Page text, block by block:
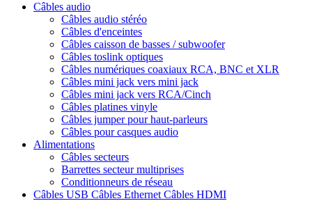
Câbles audio
Câbles audio stéréo
Câbles d'enceintes
Câbles caisson de basses / subwoofer
Câbles toslink optiques
Câbles numériques coaxiaux RCA, BNC et XLR
Câbles mini jack vers mini jack
Câbles mini jack vers RCA/Cinch
Câbles platines vinyle
Câbles jumper pour haut-parleurs
Câbles pour casques audio
Alimentations
Câbles secteurs
Barrettes secteur multiprises
Conditionneurs de réseau
Câbles USB Câbles Ethernet Câbles HDMI